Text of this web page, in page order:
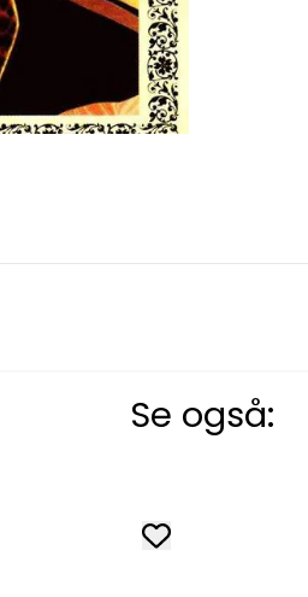
Se også: